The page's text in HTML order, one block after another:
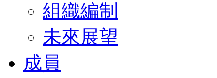
組織編制
未來展望
成員